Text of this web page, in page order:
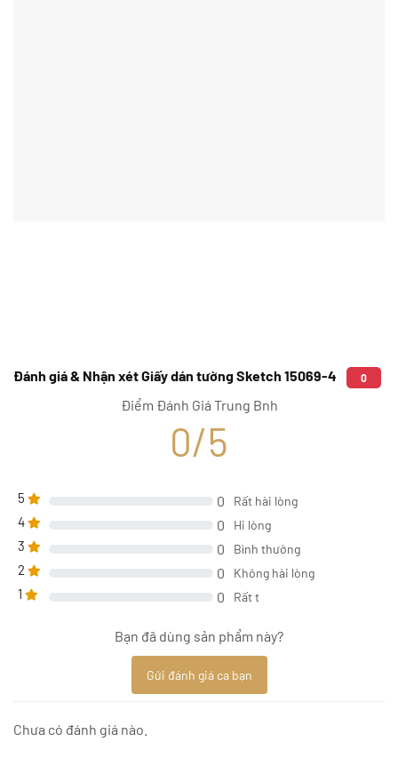
Đánh giá & Nhận xét Giấy dán tường Sketch 15069-4 0
Điểm Đánh Giá Trung Bnh
0/5
5 0 Rất hài lòng
4 0 Hi lòng
3 0 Bình thường
2 0 Không hài lòng
1 0 Rất t
Bạn đã dùng sản phẩm này?
Gửi đánh giá ca bạn
Chưa có đánh giá nào.